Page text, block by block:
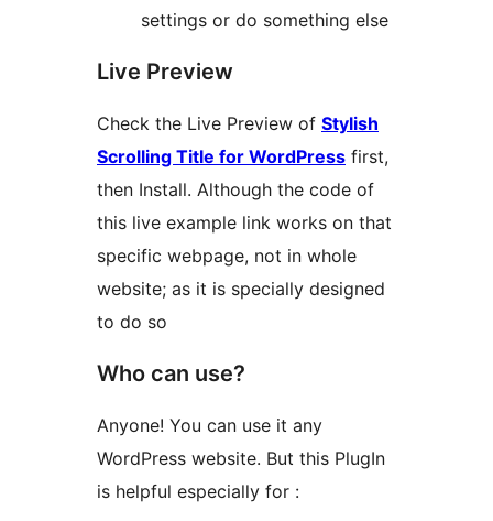
settings or do something else
Live Preview
Check the Live Preview of Stylish
Scrolling Title for WordPress first,
then Install. Although the code of
this live example link works on that
specific webpage, not in whole
website; as it is specially designed
to do so
Who can use?
Anyone! You can use it any
WordPress website. But this PlugIn
is helpful especially for :